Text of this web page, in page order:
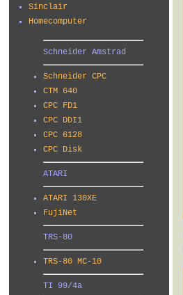
Sinclair
Homecomputer
Schneider Amstrad
Schneider CPC
CTM 640
CPC FD1
CPC DDI1
CPC 6128
CPC Disk
ATARI
ATARI 130XE
FujiNet
TRS-80
TRS-80 MC-10
TI 99/4a